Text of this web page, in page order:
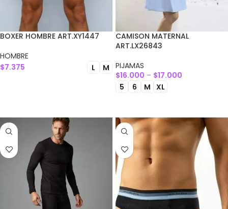
BOXER HOMBRE ART.XY1447
HOMBRE
$7.375 L M
CAMISON MATERNAL
ART.LX26843
PIJAMAS
$16.000 – $17.000
5
6 M XL